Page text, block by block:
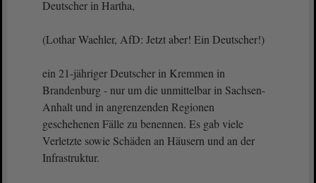
Deutscher in Hartha,
(Lothar Waehler, AfD: Jetzt aber! Ein Deutscher!)
ein 21-jähriger Deutscher in Kremmen in
Brandenburg - nur um die unmittelbar in Sachsen-
Anhalt und in angrenzenden Regionen
geschehenen Fälle zu benennen. Es gab viele
Verletzte sowie Schäden an Häusern und an der
Infrastruktur.